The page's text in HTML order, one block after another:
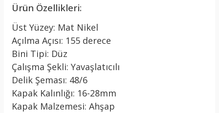
Ürün Özellikleri:
Üst Yüzey: Mat Nikel
Açılma Açısı: 155 derece
Bini Tipi: Düz
Çalışma Şekli: Yavaşlatıcılı
Delik Şeması: 48/6
Kapak Kalınlığı: 16-28mm
Kapak Malzemesi: Ahşap